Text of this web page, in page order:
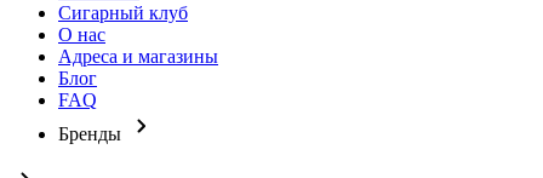
Сигарный клуб
О нас
Адреса и магазины
Блог
FAQ
Бренды